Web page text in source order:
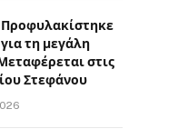
τη μεγάλη
στις
Στεφάνου